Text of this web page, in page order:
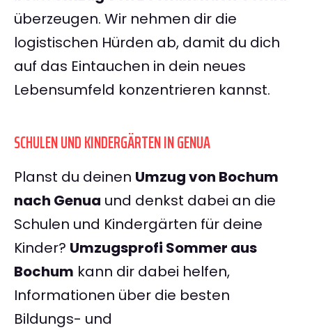
überzeugen. Wir nehmen dir die
logistischen Hürden ab, damit du dich
auf das Eintauchen in dein neues
Lebensumfeld konzentrieren kannst.
SCHULEN UND KINDERGÄRTEN IN GENUA
Planst du deinen Umzug von Bochum
nach Genua und denkst dabei an die
Schulen und Kindergärten für deine
Kinder? Umzugsprofi Sommer aus
Bochum kann dir dabei helfen,
Informationen über die besten
Bildungs- und